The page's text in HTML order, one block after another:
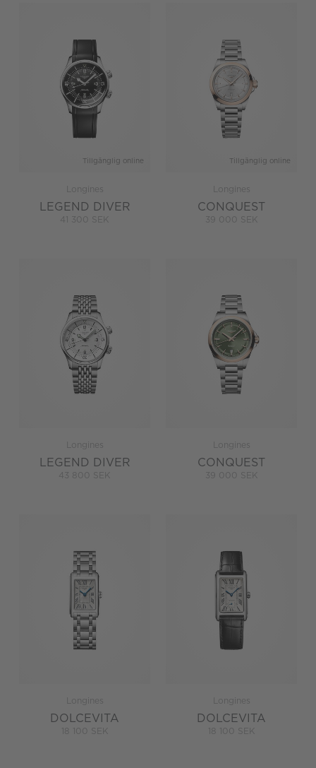
Tillgänglig online
Longines
LEGEND DIVER
41 300 SEK
Tillgänglig online
Longines
CONQUEST
39 000 SEK
Longines
LEGEND DIVER
43 800 SEK
Longines
CONQUEST
39 000 SEK
Longines
DOLCEVITA
18 100 SEK
Longines
DOLCEVITA
18 100 SEK